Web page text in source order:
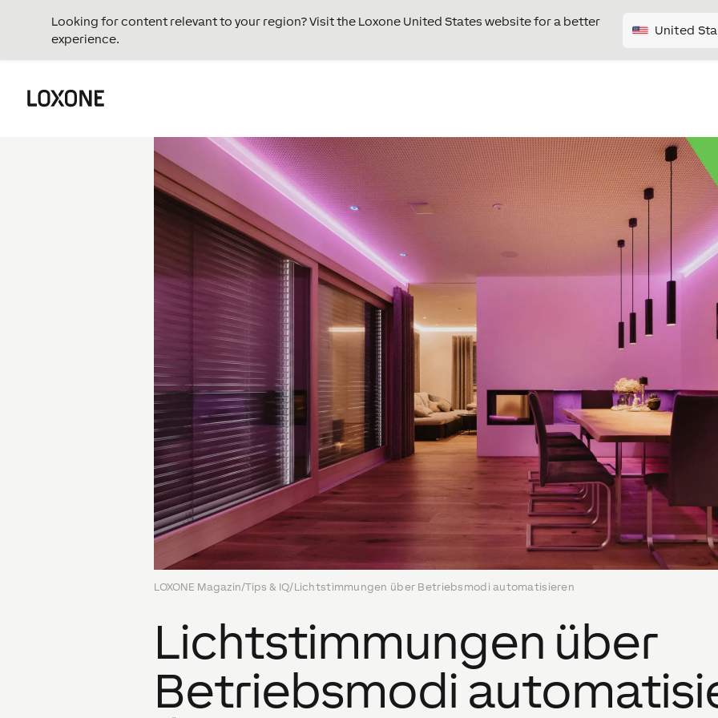
Looking for content relevant to your region? Visit the Loxone United States website for a better
experience.
United
LOXONE Magazin/Tips & IQ/Lichtstimmungen über Betriebsmodi automatisieren
Lichtstimmungen über
Betriebsmodi